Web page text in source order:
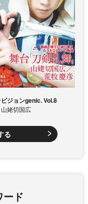
ジョンgenic. Vol.8
姥切国広
る
ード